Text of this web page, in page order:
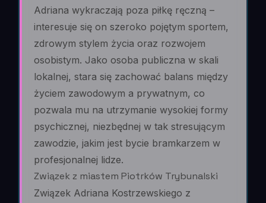
Adriana wykraczają poza piłkę ręczną –
interesuje się on szeroko pojętym sportem,
zdrowym stylem życia oraz rozwojem
osobistym. Jako osoba publiczna w skali
lokalnej, stara się zachować balans między
życiem zawodowym a prywatnym, co
pozwala mu na utrzymanie wysokiej formy
psychicznej, niezbędnej w tak stresującym
zawodzie, jakim jest bycie bramkarzem w
profesjonalnej lidze.
Związek z miastem Piotrków Trybunalski
Związek Adriana Kostrzewskiego z